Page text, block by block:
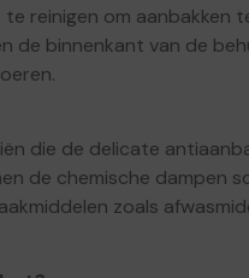
reinigen om aanbakken
de binnenkant van de
die de delicate
de chemische dampen
zoals